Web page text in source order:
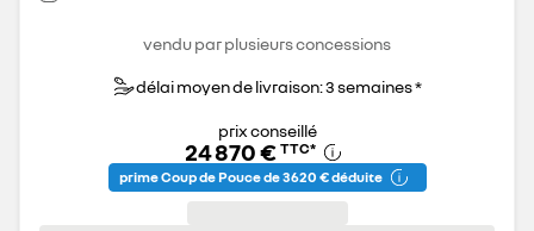
vendu par plusieurs concessions
délai moyen de livraison: 3 semaines *
prix conseillé
24 870 € TTC*
prime Coup de Pouce de 3 620 € déduite